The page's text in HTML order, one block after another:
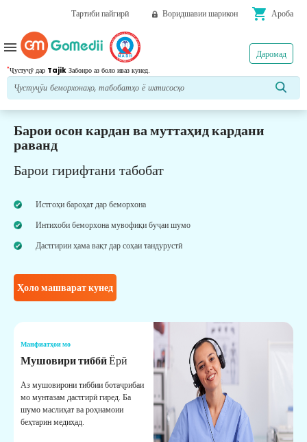
Тартиби пайгирӣ Воридшавии шарикон shopping_cart Ароба
*Ҷустуҷӯ дар Tajik Забонро аз боло иваз кунед.
Даромад
menu
Барои осон кардан ва муттаҳид кардани
раванд
Барои гирифтани табобат
Истгоҳи бароҳат дар беморхона
Интихоби беморхона мувофиқи буҷаи шумо
Дастгирии ҳама вақт дар соҳаи тандурустӣ
Ҳоло машварат кунед
Манфиатҳои мо
Мушовири тиббӣЁрӣ
Аз мушовирони тиббии ботаҷрибаи
мо мунтазам дастгирӣ гиред. Ба
шумо маслиҳат ва роҳнамоии
беҳтарин медиҳад.